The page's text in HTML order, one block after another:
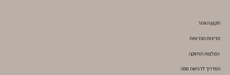
מדיניות הפרטיות
המדריך לרכישת ספה
תקנון האתר
המלצות תחזוקה